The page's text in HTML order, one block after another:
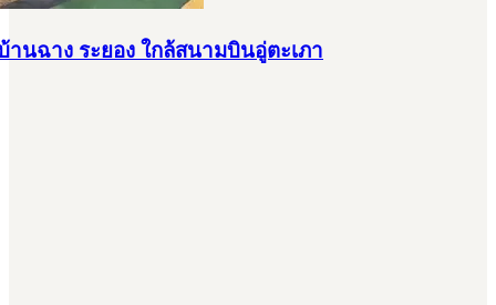
นฉาง ระยอง ใกล้สนามบินอู่ตะเภา